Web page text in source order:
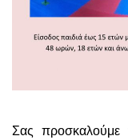
Σας προσκαλούμε